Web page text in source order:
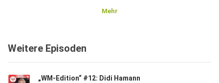
Mehr
Weitere Episoden
„WM-Edition“ #12: Didi Hamann